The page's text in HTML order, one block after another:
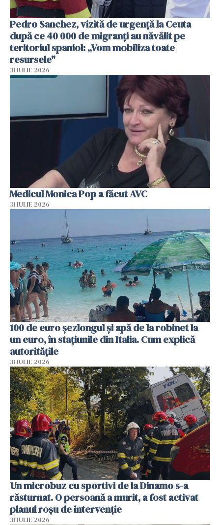
Pedro Sanchez, vizită de urgență la Ceuta
după ce 40 000 de migranți au năvălit pe
teritoriul spaniol: „Vom mobiliza toate
resursele"
31 IULIE 2026
Medicul Monica Pop a făcut AVC
31 IULIE 2026
100 de euro șezlongul și apă de la robinet la
un euro, în stațiunile din Italia. Cum explică
autoritățile
31 IULIE 2026
Un microbuz cu sportivi de la Dinamo s-a
răsturnat. O persoană a murit, a fost activat
planul roșu de intervenție
31 IULIE 2026